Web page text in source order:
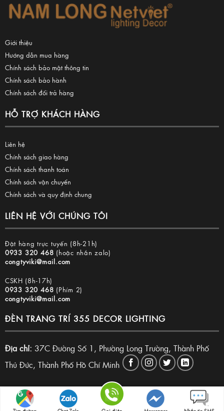
Giới thiệu
Hướng dẫn mua hàng
Chính sách bảo mật thông tin
Chính sách bảo hành
Chính sách đổi trả hàng
HỖ TRỢ KHÁCH HÀNG
Liên hệ
Chính sách giao hàng
Chính sách thanh toán
Chính sách vận chuyển
Chính sách và quy định chung
LIÊN HỆ VỚI CHÚNG TÔI
Đặt hàng trực tuyến (8h-21h)
0933 320 468 (hoặc nhắn zalo)
congtyviki@mail.com
CSKH (8h-17h)
0933 320 468 (Phím 2)
congtyviki@mail.com
ĐÈN TRANG TRÍ 355 DECOR LIGHTING
Địa chỉ: 37C Đường Số 1, Phường Long Trường, Thành Phố
Thủ Đức, Thành Phố Hồ Chí Minh
Copyright 2026 © Đèn trang trí 355 Decor